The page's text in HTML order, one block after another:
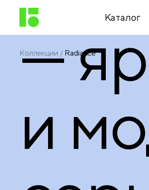
Каталог
Письменные
принадлежности
Канцелярские
принадлежности
Коллекции Radiance
—
и